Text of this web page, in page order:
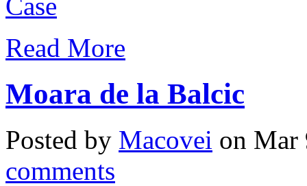
Read More
Moara de la Balcic
Posted by Macovei on
comments